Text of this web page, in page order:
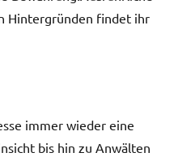
Hintergründen findet ihr
immer wieder eine
bis hin zu Anwälten